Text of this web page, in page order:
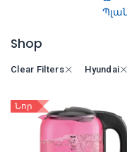
Shop
Clear Filters Hyundai
Նոր